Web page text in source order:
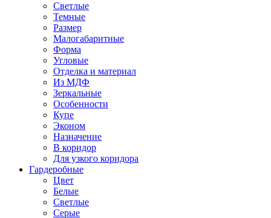
Светлые
Темные
Размер
Малогабаритные
Форма
Угловые
Отделка и материал
Из МДФ
Зеркальные
Особенности
Купе
Эконом
Назначение
В коридор
Для узкого коридора
Гардеробные
Цвет
Белые
Светлые
Серые